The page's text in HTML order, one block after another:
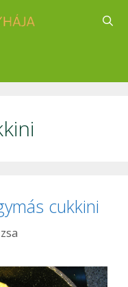
cukkini